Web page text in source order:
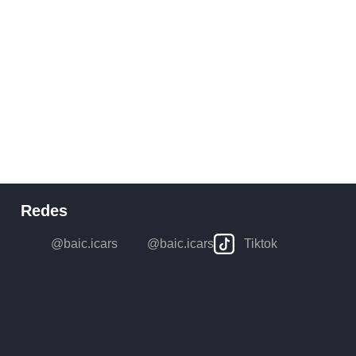
Redes
@baic.icars @baic.icars Tiktok